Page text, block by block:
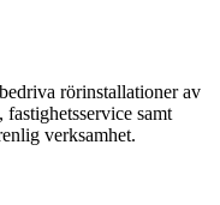
rörinstallationer av
samt
verksamhet.